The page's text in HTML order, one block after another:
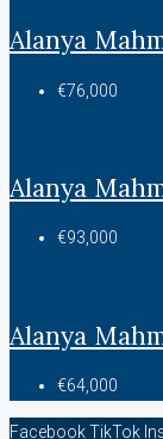
Alanya
€76,000
Alanya
€93,000
Alanya
€64,000
FacebookTikTok